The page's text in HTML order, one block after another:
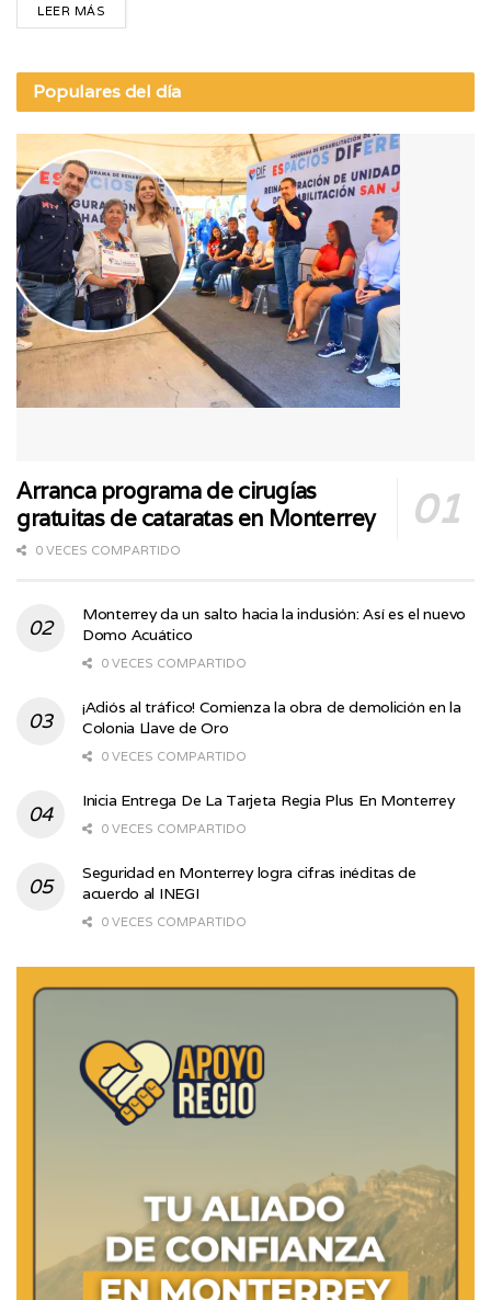
LEER MÁS
Populares del día
Arranca programa de cirugías
gratuitas de cataratas en Monterrey
0 VECES COMPARTIDO
Monterrey da un salto hacia la inclusión: Así es el nuevo
Domo Acuático
0 VECES COMPARTIDO
¡Adiós al tráfico! Comienza la obra de demolición en la
Colonia Llave de Oro
0 VECES COMPARTIDO
Inicia Entrega De La Tarjeta Regia Plus En Monterrey
0 VECES COMPARTIDO
Seguridad en Monterrey logra cifras inéditas de
acuerdo al INEGI
0 VECES COMPARTIDO